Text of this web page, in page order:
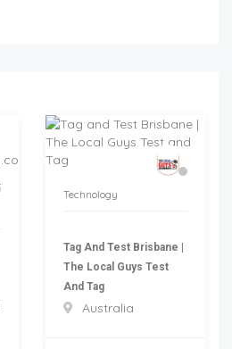
Technology
Tag And Test Brisbane |
The Local Guys Test
And Tag
Australia